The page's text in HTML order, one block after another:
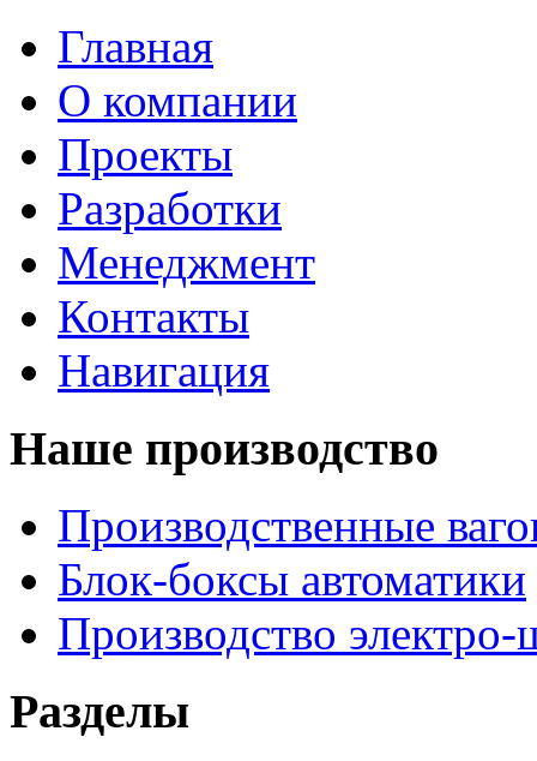
Главная
О компании
Проекты
Разработки
Менеджмент
Контакты
Навигация
Наше производство
Производственные
Блок-боксы автоматики
Производство
Разделы